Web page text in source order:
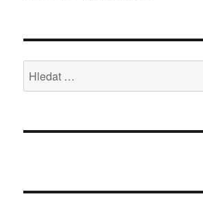
for
představuje
program
Hledat: